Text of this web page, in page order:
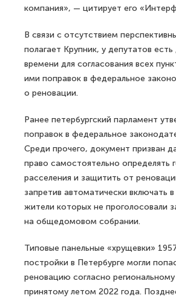
компания», — цитирует его
В связи с отсутствием
полагает Крупник, у депутатов
времени для согласования всех
ими поправок в федеральное
о реновации.
Ранее петербургский парламент
поправок в федеральное
Среди прочего, документ призван
право самостоятельно определять
расселения и защитить от
запретив автоматически включать
жители которых не проголосовали
на общедомовом собрании.
Типовые панельные «хрущевки»
постройки в Петербурге могли
реновацию согласно
принятому летом 2022 года.